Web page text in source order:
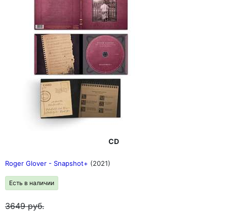
CD
Roger Glover - Snapshot+ (2021)
Есть в наличии
3649руб.